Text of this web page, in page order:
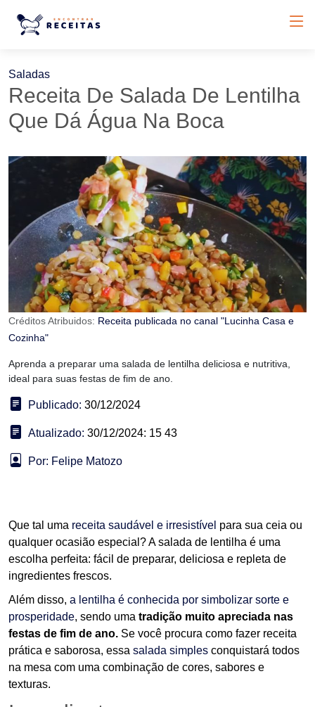
Saladas
Receita De Salada De Lentilha
Que Dá Água Na Boca
Créditos Atribuidos: Receita publicada no canal "Lucinha Casa e
Cozinha"
Aprenda a preparar uma salada de lentilha deliciosa e nutritiva,
ideal para suas festas de fim de ano.
Publicado: 30/12/2024
Atualizado: 30/12/2024: 15 43
Por: Felipe Matozo
Que tal uma receita saudável e irresistível para sua ceia ou
qualquer ocasião especial? A salada de lentilha é uma
escolha perfeita: fácil de preparar, deliciosa e repleta de
ingredientes frescos.
Além disso, a lentilha é conhecida por simbolizar sorte e
prosperidade, sendo uma tradição muito apreciada nas
festas de fim de ano. Se você procura como fazer receita
prática e saborosa, essa salada simples conquistará todos
na mesa com uma combinação de cores, sabores e
texturas.